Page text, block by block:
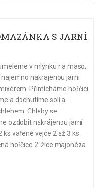
S JARNÍ
v mlýnku na maso,
nakrájenou jarní
Přimícháme hořčici
a dochutíme solí a
Chleby se
ozdobit nakrájenou jarní
ks vařené vejce 2 až 3 ks
hořčice 2 lžíce majonéza